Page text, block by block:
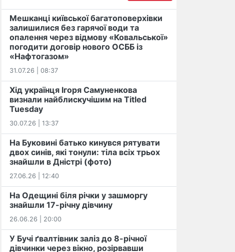
Мешканці київської багатоповерхівки
залишилися без гарячої води та
опалення через відмову «Ковальської»
погодити договір нового ОСББ із
«Нафтогазом»
31.07.26 | 08:37
Хід українця Ігоря Самуненкова
визнали найблискучішим на Titled
Tuesday
30.07.26 | 13:37
На Буковині батько кинувся рятувати
двох синів, які тонули: тіла всіх трьох
знайшли в Дністрі (фото)
27.06.26 | 12:40
На Одещині біля річки у зашморгу
знайшли 17-річну дівчину
26.06.26 | 20:00
У Бучі ґвалтівник заліз до 8-річної
дівчинки через вікно, розірвавши